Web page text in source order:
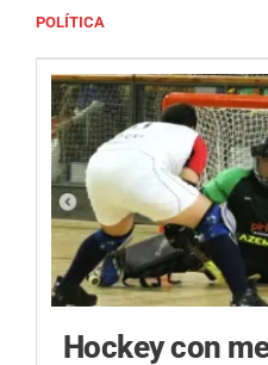
POLÍTICA
Hockey con